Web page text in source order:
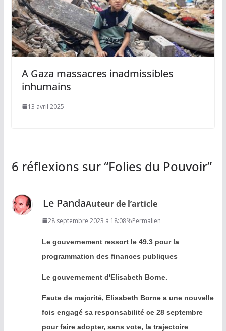
A Gaza massacres inadmissibles
inhumains
13 avril 2025
6 réflexions sur “Folies du Pouvoir”
Le PandaAuteur de l’article
28 septembre 2023 à 18:08 Permalien
Le gouvernement ressort le 49.3 pour la
programmation des finances publiques
Le gouvernement d'Elisabeth Borne.
Faute de majorité, Elisabeth Borne a une nouvelle
fois engagé sa responsabilité ce 28 septembre
pour faire adopter, sans vote, la trajectoire